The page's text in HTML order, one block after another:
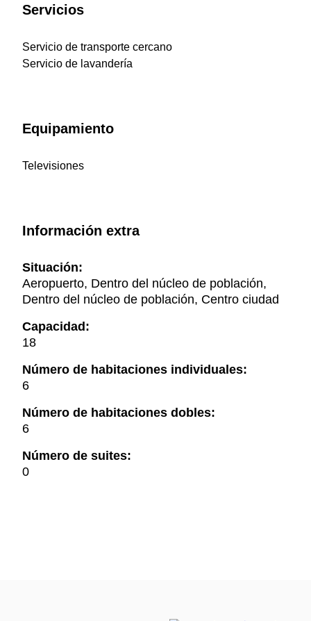
Servicios
Servicio de transporte cercano
Servicio de lavandería
Equipamiento
Televisiones
Información extra
Situación:
Aeropuerto, Dentro del núcleo de población,
Dentro del núcleo de población, Centro ciudad
Capacidad:
18
Número de habitaciones individuales:
6
Número de habitaciones dobles:
6
Número de suites:
0